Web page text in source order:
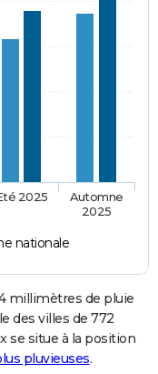
nationale
2025
Automne
2025
millimètres de pluie
des villes de 772
se situe à la position
pluvieuses.